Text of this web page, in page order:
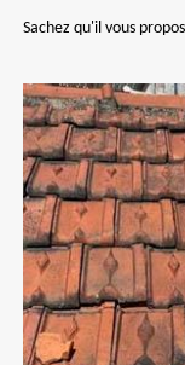
Sachez qu'il vous